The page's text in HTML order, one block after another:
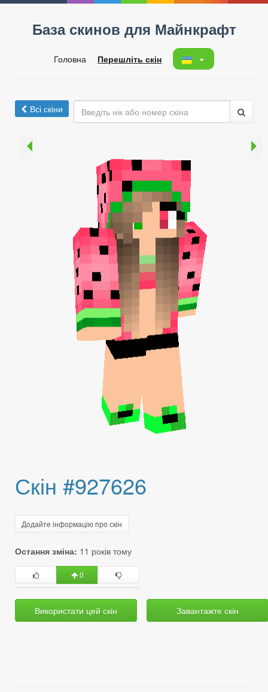
База скинов для Майнкрафт
Головна Перешліть скін
Всі скіни
Скін #927626
Додайте інформацію про скін
Остання зміна: 11 років тому
0
Використати цей скін Завантажте скін